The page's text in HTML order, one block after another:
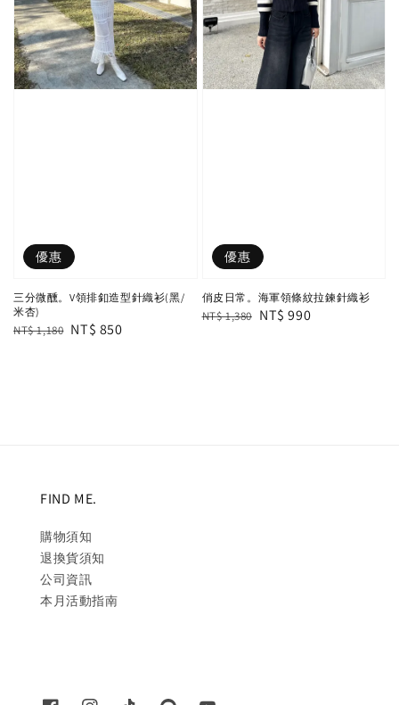
優惠
三分微醺。V領排釦造型針織衫(黑/
米杏)
Regular
NT$ 1,180 Sale
NT$ 850
優惠
俏皮日常。海軍領條紋拉鍊針織衫
Regular
NT$ 1,380 Sale
NT$ 990
FIND ME.
購物須知
退換貨須知
公司資訊
本月活動指南